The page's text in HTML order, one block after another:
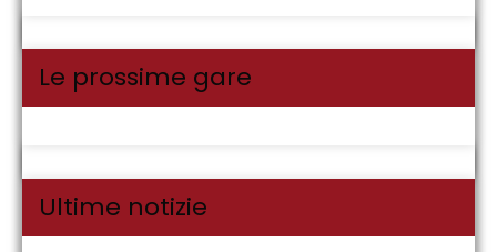
Le prossime gare
Ultime notizie